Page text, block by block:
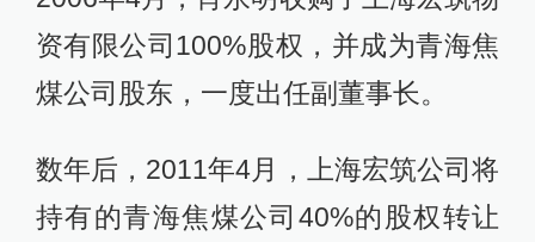
资有限公司100%股权，并成为青海焦
煤公司股东，一度出任副董事长。
数年后，2011年4月，上海宏筑公司将
持有的青海焦煤公司40%的股权转让